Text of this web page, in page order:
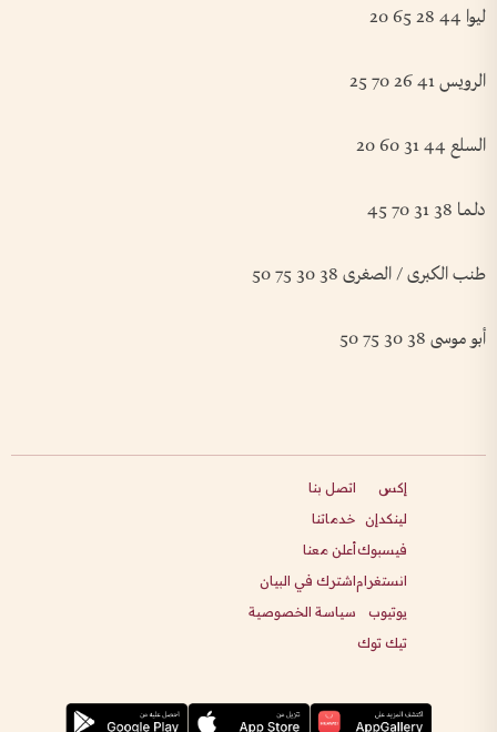
ليوا 44 28 65 20
الرويس 41 26 70 25
السلع 44 31 60 20
دلـمـا 38 31 70 45
طنب الكبرى / الصغرى 38 30 75 50
أبو موسى 38 30 75 50
إكس
لينكدإن
فيسبوك
انستغرام
يوتيوب
تيك توك
اتصل بنا
خدماتنا
أعلن معنا
اشترك في البيان
سياسة الخصوصية